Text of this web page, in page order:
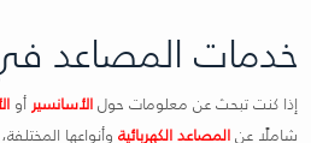
خدمات المصاعد
إذا كنت تبحث عن معلومات حولالأسانسير أو
شاملًا عنالمصاعد الكهربائيةوأنواعها